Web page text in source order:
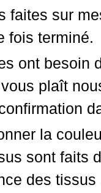
faites sur
fois terminé.
ont besoin
plaît
la
sont faits
des